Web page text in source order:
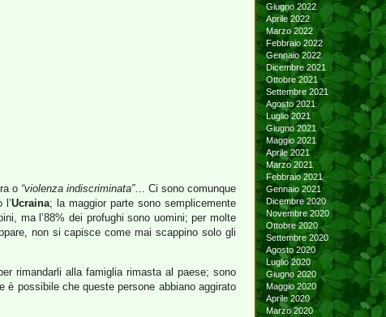
o “violenza indiscriminata”… Ci sono comunque
l’Ucraina; la maggior parte sono semplicemente
ma l’88% dei profughi sono uomini; per molte
non si capisce come mai scappino solo gli
rimandarli alla famiglia rimasta al paese; sono
è possibile che queste persone abbiano aggirato
Giugno 2022
Aprile 2022
Marzo 2022
Febbraio 2022
Gennaio 2022
Dicembre 2021
Ottobre 2021
Settembre 2021
Agosto 2021
Luglio 2021
Giugno 2021
Maggio 2021
Aprile 2021
Marzo 2021
Febbraio 2021
Gennaio 2021
Dicembre 2020
Novembre 2020
Ottobre 2020
Settembre 2020
Agosto 2020
Luglio 2020
Giugno 2020
Maggio 2020
Aprile 2020
Marzo 2020